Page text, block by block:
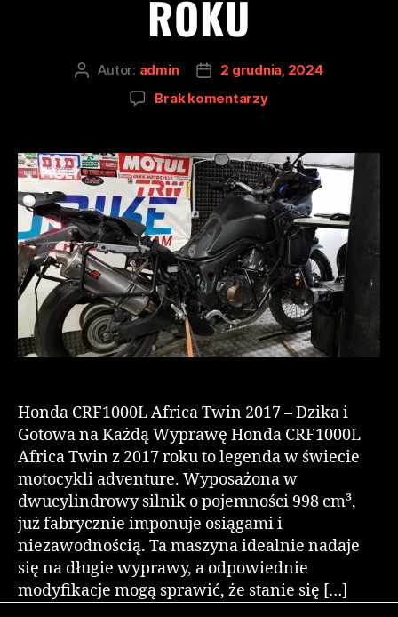
ROKU
Autor: admin
2 grudnia, 2024
Brak komentarzy
Honda CRF1000L Africa Twin 2017 – Dzika i
Gotowa na Każdą Wyprawę Honda CRF1000L
Africa Twin z 2017 roku to legenda w świecie
motocykli adventure. Wyposażona w
dwucylindrowy silnik o pojemności 998 cm³,
już fabrycznie imponuje osiągami i
niezawodnością. Ta maszyna idealnie nadaje
się na długie wyprawy, a odpowiednie
modyfikacje mogą sprawić, że stanie się […]